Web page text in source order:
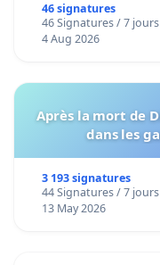
46 signatures
46 Signatures / 7 jours
4 Aug 2026
Après la mort de
dans les
3 193 signatures
44 Signatures / 7 jours
13 May 2026